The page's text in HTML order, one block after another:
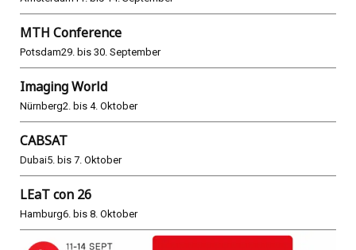
MTH Conference
Potsdam29. bis 30. September
Imaging World
Nürnberg2. bis 4. Oktober
CABSAT
Dubai5. bis 7. Oktober
LEaT con 26
Hamburg6. bis 8. Oktober